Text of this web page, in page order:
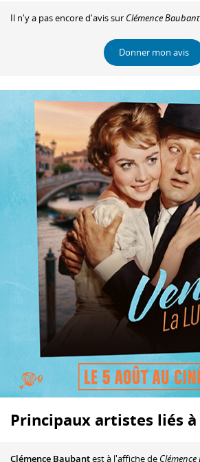
Il n'y a pas encore d'avis sur Clémence
Donner mon avis
Principaux artistes liés
Clémence Baubantest à l'affiche de